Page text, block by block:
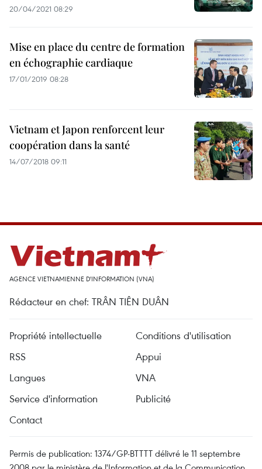
20/04/2021 08:29
Mise en place du centre de formation
en échographie cardiaque
17/01/2019 08:28
Vietnam et Japon renforcent leur
coopération dans la santé
14/07/2018 09:11
AGENCE VIETNAMIENNE D'INFORMATION (VNA)
Rédacteur en chef: TRÂN TIÊN DUÂN
Propriété intellectuelle
Conditions d'utilisation
RSS
Appui
Langues
VNA
Service d'information
Publicité
Contact
Permis de publication: 1374/GP-BTTTT délivré le 11 septembre